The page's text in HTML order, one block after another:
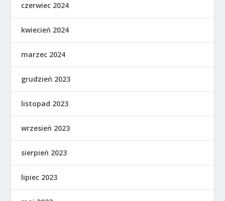
czerwiec 2024
kwiecień 2024
marzec 2024
grudzień 2023
listopad 2023
wrzesień 2023
sierpień 2023
lipiec 2023